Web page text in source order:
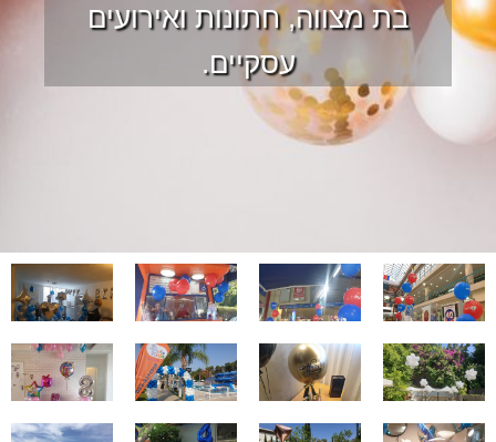
בת מצווה, חתונות ואירועים
עסקיים.